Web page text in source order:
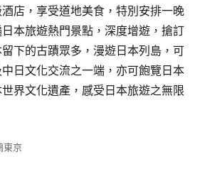
店，享受道地美食，特別安排一晚
本旅遊熱門景點，深度增遊，搶訂
下的古蹟眾多，漫遊日本列島，可
日文化交流之一端，亦可飽覽日本
界文化遺產，感受日本旅遊之無限
東京